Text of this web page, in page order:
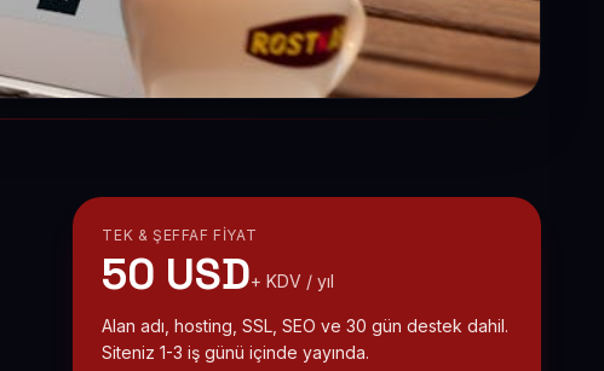
TEK & ŞEFFAF FIYAT
50 USD+ KDV / yıl
Alan adı, hosting, SSL, SEO ve 30 gün destek dahil.
Siteniz 1-3 iş günü içinde yayında.